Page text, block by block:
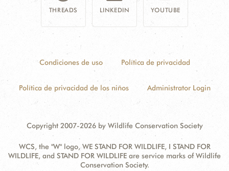
THREADS LINKEDIN YOUTUBE
Condiciones de uso Política de privacidad
Política de privacidad de los niños Administrator Login
Copyright 2007-2026 by Wildlife Conservation Society
WCS, the "W" logo, WE STAND FOR WILDLIFE, I STAND FOR
WILDLIFE, and STAND FOR WILDLIFE are service marks of Wildlife
Conservation Society.